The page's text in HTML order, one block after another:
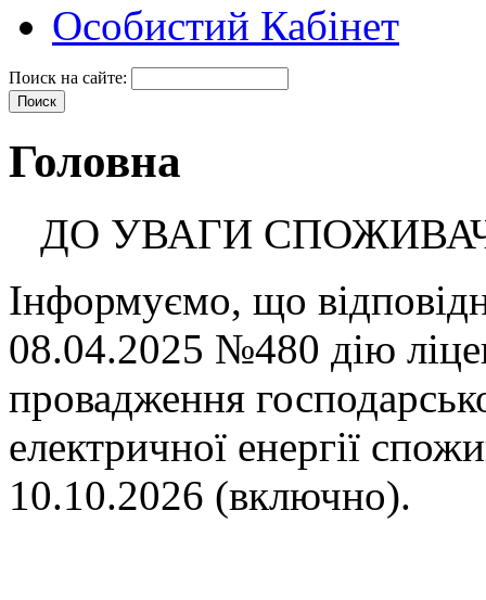
Особистий Кабінет
Поиск на сайте:
Головна
ДО УВАГИ
Інформуємо, що
08.04.2025 №480 дію
провадження
електричної енергії
10.10.2026 (включно).